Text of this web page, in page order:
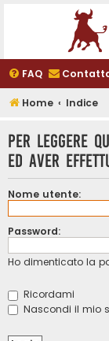
FAQ
Home Indice
Per leggere
ed aver
Nome utente:
Password:
Ho dimenticato la
Ricordami
Nascondi il mio